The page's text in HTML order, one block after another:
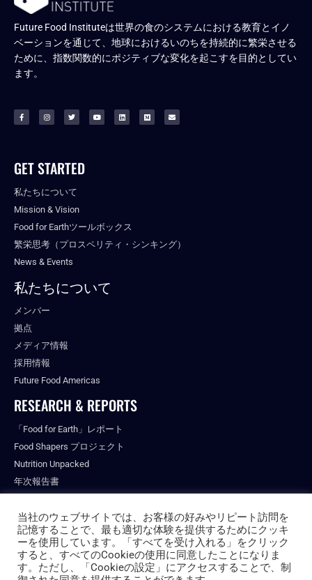
Future Food Instituteは世界の食のシステムにおける教育とイノ
ベーションを通じて、地球におけるいのちを持続的に繁栄させる
ために、指数関数的にポジティブな変化を起こすを目的としてい
ます。
GET STARTED
私たちについて
Mission & Vision
Food for Earthツールボックス
繁栄思考（プロスペリティ・シンキング）
News & Events
私たちについて
メンバー
拠点
メディア情報
採用情報
Future Food Americas
RESEARCH & REPORTS
「Food for Earth」レポート
Food Shapers プロジェクト
Nutrition Unpacked
年次報告書
© ALL RIGHTS RESERVED.
PRIVACY POLICY
当社のウェブサイトでは、お客様の好みやリピート訪問を
記憶することで、最も適切な体験を提供するためにクッキ
ーを使用しています。「すべてを受け入れる」をクリック
すると、すべてのCookieの使用に同意したことになりま
す。ただし、「Cookieの設定」にアクセスすることで、制